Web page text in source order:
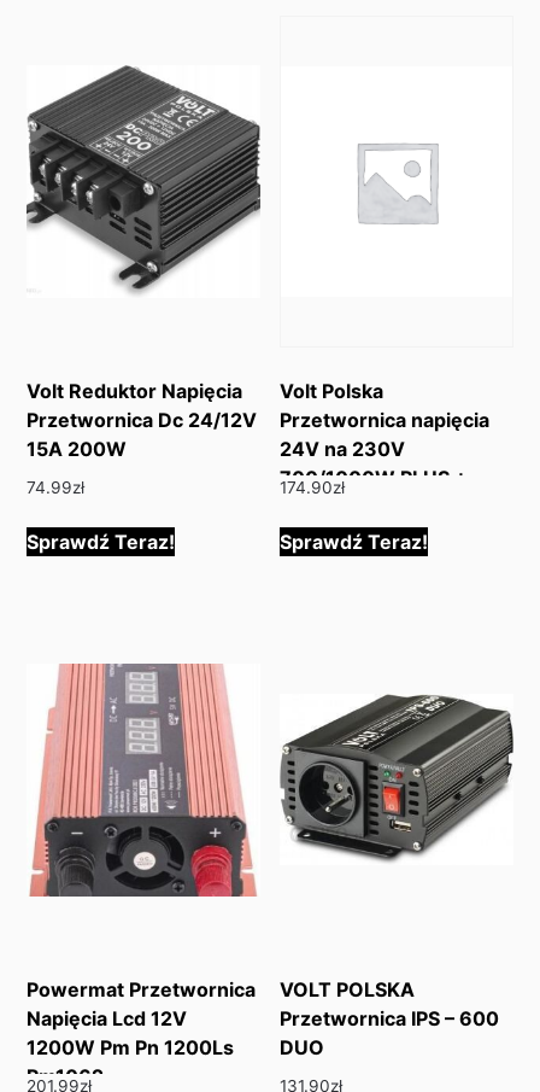
Volt Reduktor Napięcia
Przetwornica Dc 24/12V
15A 200W
74.99zł
Sprawdź Teraz!
Volt Polska
Przetwornica napięcia
24V na 230V
700/1000W PLUS +
3IPS100024
174.90zł
Sprawdź Teraz!
Powermat Przetwornica
Napięcia Lcd 12V
1200W Pm Pn 1200Ls
Pm1062
201.99zł
VOLT POLSKA
Przetwornica IPS – 600
DUO
131.90zł